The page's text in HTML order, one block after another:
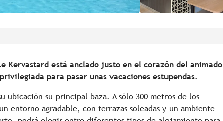
Kervastard está anclado justo en el corazón del animado
para pasar unas vacaciones estupendas.
ubicación su principal baza. A sólo 300 metros de los
entorno agradable, con terrazas soleadas y un ambiente